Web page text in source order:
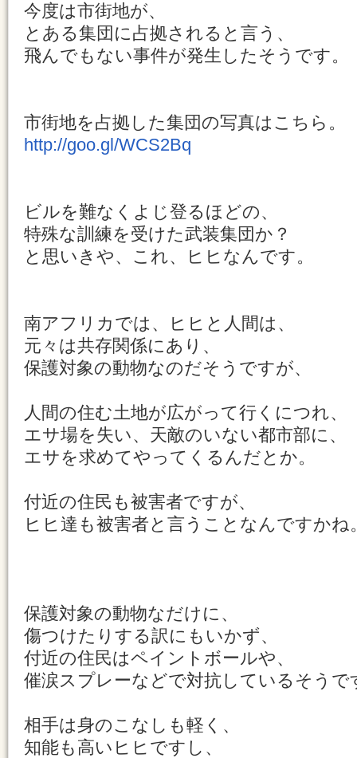
今度は市街地が、
とある集団に占拠されると言う、
飛んでもない事件が発生したそうです。
市街地を占拠した集団の写真はこちら。
http://goo.gl/WCS2Bq
ビルを難なくよじ登るほどの、
特殊な訓練を受けた武装集団か？
と思いきや、これ、ヒヒなんです。
南アフリカでは、ヒヒと人間は、
元々は共存関係にあり、
保護対象の動物なのだそうですが、
人間の住む土地が広がって行くにつれ、
エサ場を失い、天敵のいない都市部に、
エサを求めてやってくるんだとか。
付近の住民も被害者ですが、
ヒヒ達も被害者と言うことなんですかね
保護対象の動物なだけに、
傷つけたりする訳にもいかず、
付近の住民はペイントボールや、
催涙スプレーなどで対抗しているそうで
相手は身のこなしも軽く、
知能も高いヒヒですし、